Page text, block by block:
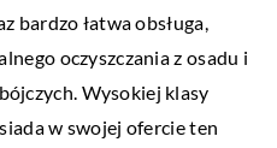
bardzo łatwa obsługa,
oczyszczania z osadu i
Wysokiej klasy
w swojej ofercie ten